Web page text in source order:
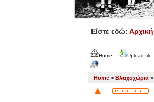
Είστε εδώ: Αρχική
Home Upload file
Home > Βλαχοχώρια >